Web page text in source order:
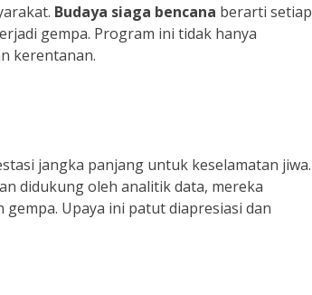
Budaya siaga bencana berarti setiap
gempa. Program ini tidak hanya
kerentanan.
jangka panjang untuk keselamatan jiwa.
didukung oleh analitik data, mereka
Upaya ini patut diapresiasi dan